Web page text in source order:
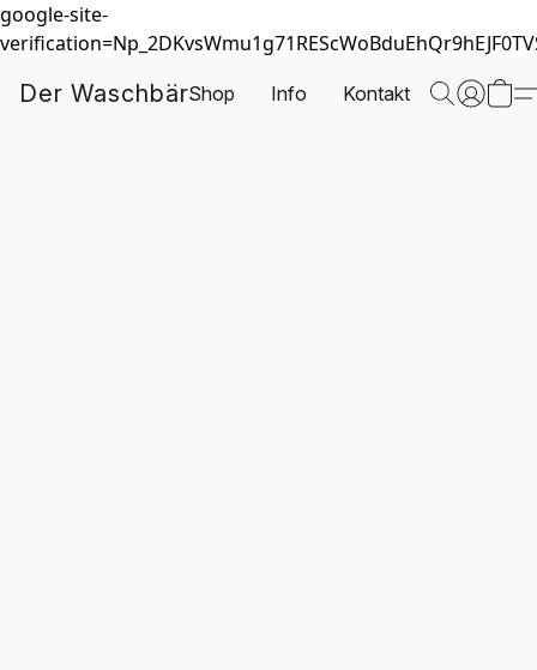
google-site-
Der WaschbärShop Info Kontakt